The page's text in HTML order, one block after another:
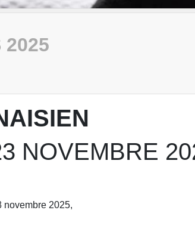
2025
NOVEMBRE
novembre 2025,